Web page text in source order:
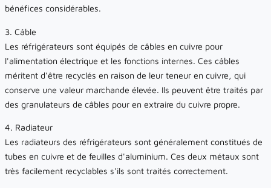
bénéfices considérables.
3. Câble
Les réfrigérateurs sont équipés de câbles en cuivre pour
l'alimentation électrique et les fonctions internes. Ces câbles
méritent d'être recyclés en raison de leur teneur en cuivre, qui
conserve une valeur marchande élevée. Ils peuvent être traités par
des granulateurs de câbles pour en extraire du cuivre propre.
4. Radiateur
Les radiateurs des réfrigérateurs sont généralement constitués de
tubes en cuivre et de feuilles d'aluminium. Ces deux métaux sont
très facilement recyclables s'ils sont traités correctement.